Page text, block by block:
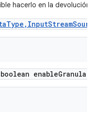
hacerlo en la devolución
enableGranular